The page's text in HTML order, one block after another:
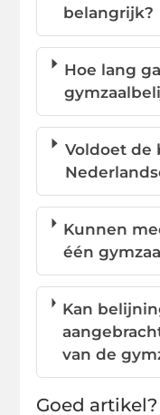
belangrijk?
Hoe lang
Voldoet de
Kunnen
één
Kan
van de
Goed